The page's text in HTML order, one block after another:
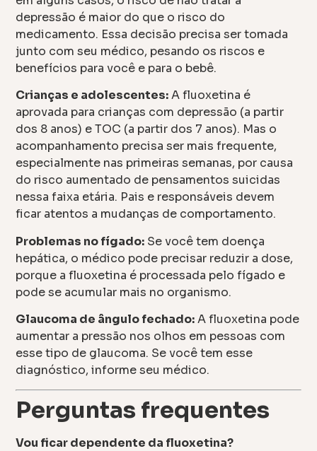
depressão é maior do que o risco do
medicamento. Essa decisão precisa ser tomada
junto com seu médico, pesando os riscos e
benefícios para você e para o bebê.
Crianças e adolescentes:A fluoxetina é
aprovada para crianças com depressão (a partir
dos 8 anos) e TOC (a partir dos 7 anos). Mas o
acompanhamento precisa ser mais frequente,
especialmente nas primeiras semanas, por causa
do risco aumentado de pensamentos suicidas
nessa faixa etária. Pais e responsáveis devem
ficar atentos a mudanças de comportamento.
Problemas no fígado: Se você tem doença
hepática, o médico pode precisar reduzir a dose,
porque a fluoxetina é processada pelo fígado e
pode se acumular mais no organismo.
Glaucoma de ângulo fechado:A fluoxetina pode
aumentar a pressão nos olhos em pessoas com
esse tipo de glaucoma. Se você tem esse
diagnóstico, informe seu médico.
Perguntas frequentes
Vou ficar dependente da fluoxetina?